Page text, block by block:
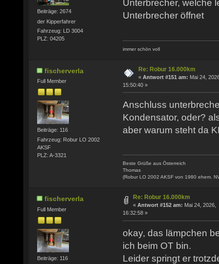
Beiträge: 2674
der Kipperfahrer
Fahrzeug: LD 3004
PLZ: 04205
Unterbrecher, welche
Unterbrecher öffnet
immer schön voll
fischerverla
Full Member
Beiträge: 116
Fahrzeug: Robur LO 2002
AKSF
PLZ: A-3321
Re: Robur 16.000km
« Antwort #151 am: Mai 24,
15:50:40 »
Anschluss
Kondensator, oder?
aber warum steht da
Beste Grüße aus Österreich
Thomas
(Robur LO 2002 AKSF von 1980 ehem.
fischerverla
Full Member
Beiträge: 116
Re: Robur 16.000km
« Antwort #152 am: Mai 24, 2026,
16:32:58 »
okay, das lämpchen
ich beim OT bin.
Leider springt er